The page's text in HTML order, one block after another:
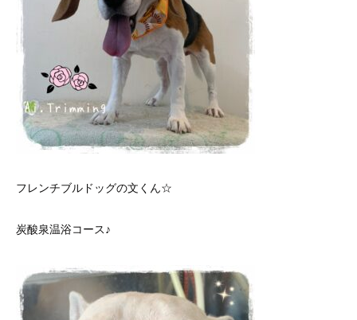
フレンチブルドッグの文くん☆
炭酸泉温浴コース♪